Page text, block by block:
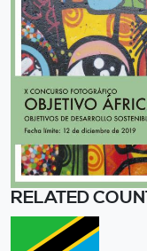
RELATED